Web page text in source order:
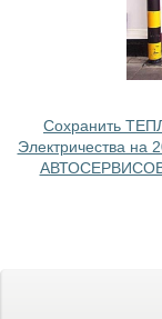
Сохранить
Электричества на
АВТОСЕРВИСОВ